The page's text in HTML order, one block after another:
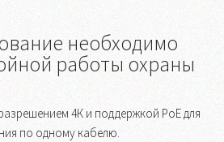
необходимо
работы охраны
4К и поддержкой PoE для
по одному кабелю.